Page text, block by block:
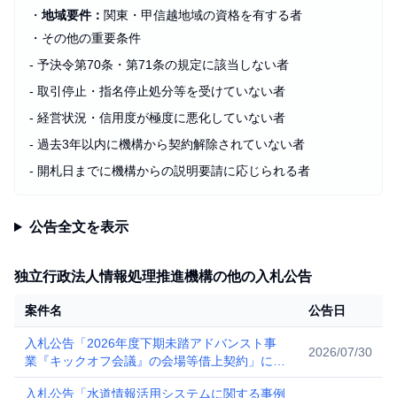
・ 地域要件： 関東・甲信越地域の資格を有する者
・ その他の重要条件
- 予決令第70条・第71条の規定に該当しない者
- 取引停止・指名停止処分等を受けていない者
- 経営状況・信用度が極度に悪化していない者
- 過去3年以内に機構から契約解除されていない者
- 開札日までに機構からの説明要請に応じられる者
公告全文を表示
独立行政法人情報処理推進機構の他の入札公告
案件名 公告日
入札公告「2026年度下期未踏アドバンスト事
業『キックオフ会議』の会場等借上契約」に係
る一般競争入札
2026/07/30
入札公告「水道情報活用システムに関する事例